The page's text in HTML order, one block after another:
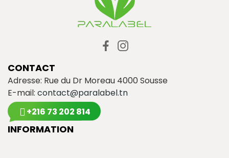
CONTACT
Adresse: Rue du Dr Moreau 4000 Sousse
E-mail: contact@paralabel.tn
+216 73 202 814
INFORMATION